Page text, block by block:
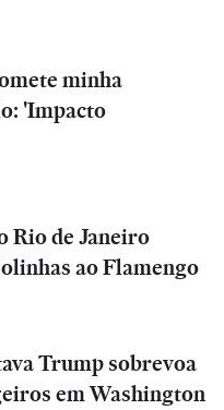
minha
'Impacto
Rio de Janeiro
ao Flamengo
Trump sobrevoa
em Washington